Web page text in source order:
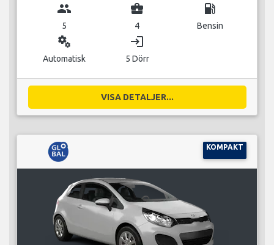
group
5
business_center
4
local_gas_station
Bensin
miscellaneous_services
Automatisk
login
5 Dörr
VISA DETALJER...
KOMPAKT